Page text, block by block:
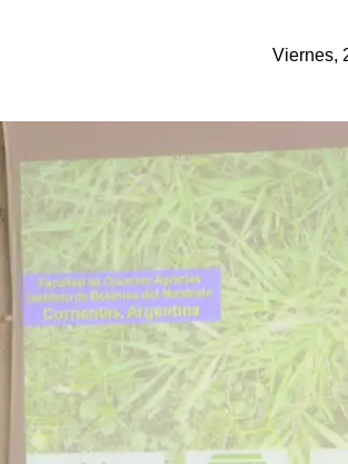
Viernes,